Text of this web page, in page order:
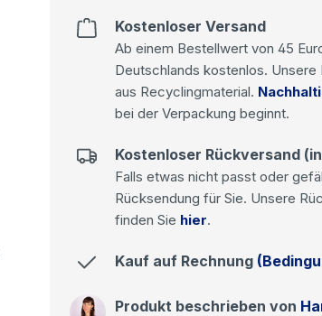
Kostenloser Versand
Ab einem Bestellwert von 45
Deutschlands kostenlos. Unsere
aus Recyclingmaterial.
bei der Verpackung beginnt.
Kostenloser Rückversand
Falls etwas nicht passt oder
Rücksendung für Sie. Unsere
finden Sie hier.
Kauf auf Rechnung
Produkt beschrieben von